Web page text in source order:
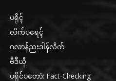
ပရိုၚ်
လိက်ပရေၚ်
ဂလာန်ညးဒါန်လိက်
ဗဳဒဳယဵု
ပရိုင်ပတောံ: Fact-Checking